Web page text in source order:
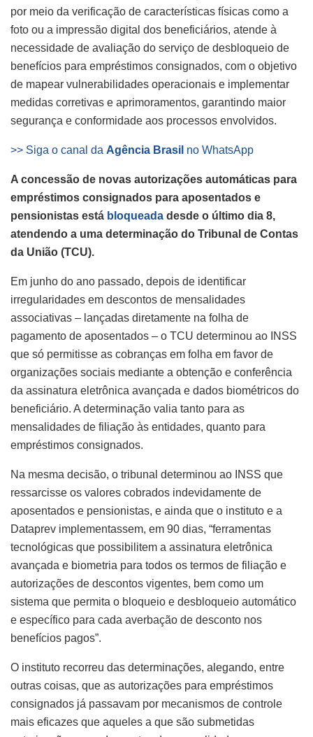
por meio da verificação de características físicas como a
foto ou a impressão digital dos beneficiários, atende à
necessidade de avaliação do serviço de desbloqueio de
benefícios para empréstimos consignados, com o objetivo
de mapear vulnerabilidades operacionais e implementar
medidas corretivas e aprimoramentos, garantindo maior
segurança e conformidade aos processos envolvidos.
>> Siga o canal da Agência Brasil no WhatsApp
A concessão de novas autorizações automáticas para
empréstimos consignados para aposentados e
pensionistas está bloqueada desde o último dia 8,
atendendo a uma determinação do Tribunal de Contas
da União (TCU).
Em junho do ano passado, depois de identificar
irregularidades em descontos de mensalidades
associativas – lançadas diretamente na folha de
pagamento de aposentados – o TCU determinou ao INSS
que só permitisse as cobranças em folha em favor de
organizações sociais mediante a obtenção e conferência
da assinatura eletrônica avançada e dados biométricos do
beneficiário. A determinação valia tanto para as
mensalidades de filiação às entidades, quanto para
empréstimos consignados.
Na mesma decisão, o tribunal determinou ao INSS que
ressarcisse os valores cobrados indevidamente de
aposentados e pensionistas, e ainda que o instituto e a
Dataprev implementassem, em 90 dias, “ferramentas
tecnológicas que possibilitem a assinatura eletrônica
avançada e biometria para todos os termos de filiação e
autorizações de descontos vigentes, bem como um
sistema que permita o bloqueio e desbloqueio automático
e específico para cada averbação de desconto nos
benefícios pagos”.
O instituto recorreu das determinações, alegando, entre
outras coisas, que as autorizações para empréstimos
consignados já passavam por mecanismos de controle
mais eficazes que aqueles a que são submetidas